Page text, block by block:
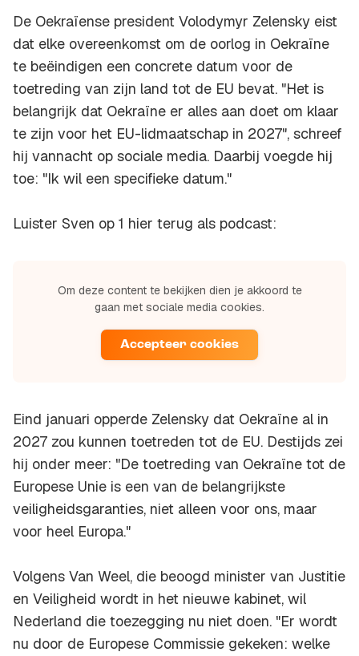
De Oekraïense president Volodymyr Zelensky eist
dat elke overeenkomst om de oorlog in Oekraïne
te beëindigen een concrete datum voor de
toetreding van zijn land tot de EU bevat. "Het is
belangrijk dat Oekraïne er alles aan doet om klaar
te zijn voor het EU-lidmaatschap in 2027", schreef
hij vannacht op sociale media. Daarbij voegde hij
toe: "Ik wil een specifieke datum."
Luister Sven op 1 hier terug als podcast:
Om deze content te bekijken dien je akkoord te
gaan met sociale media cookies.
Accepteer cookies
Eind januari opperde Zelensky dat Oekraïne al in
2027 zou kunnen toetreden tot de EU. Destijds zei
hij onder meer: "De toetreding van Oekraïne tot de
Europese Unie is een van de belangrijkste
veiligheidsgaranties, niet alleen voor ons, maar
voor heel Europa."
Volgens Van Weel, die beoogd minister van Justitie
en Veiligheid wordt in het nieuwe kabinet, wil
Nederland die toezegging nu niet doen. "Er wordt
nu door de Europese Commissie gekeken: welke